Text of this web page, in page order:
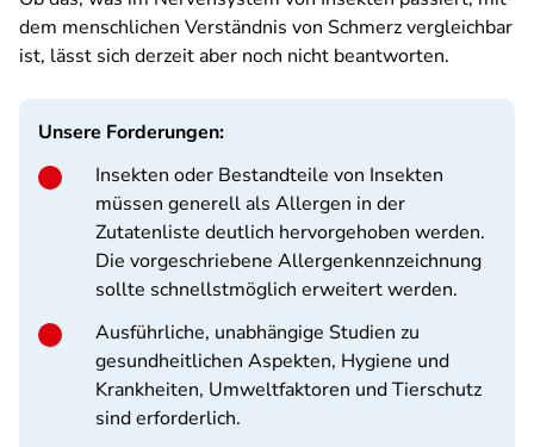
dem menschlichen Verständnis von Schmerz vergleichbar
ist, lässt sich derzeit aber noch nicht beantworten.
Unsere Forderungen:
Insekten oder Bestandteile von Insekten
müssen generell als Allergen in der
Zutatenliste deutlich hervorgehoben werden.
Die vorgeschriebene Allergenkennzeichnung
sollte schnellstmöglich erweitert werden.
Ausführliche, unabhängige Studien zu
gesundheitlichen Aspekten, Hygiene und
Krankheiten, Umweltfaktoren und Tierschutz
sind erforderlich.